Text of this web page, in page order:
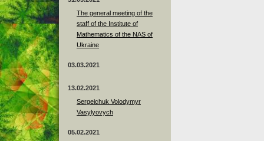
The general meeting of the
staff of the Institute of
Mathematics of the NAS of
Ukraine
03.03.2021
13.02.2021
Sergeichuk Volodymyr
Vasylyovych
05.02.2021